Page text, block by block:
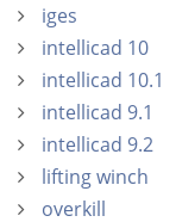
iges
intellicad 10
intellicad 10.1
intellicad 9.1
intellicad 9.2
lifting winch
overkill